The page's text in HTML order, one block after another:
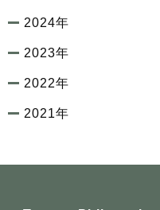
2024年
2023年
2022年
2021年